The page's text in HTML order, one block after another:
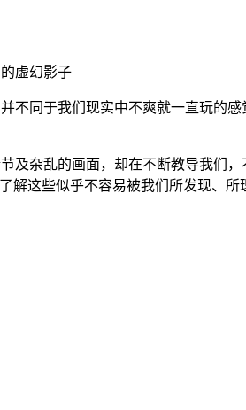
虚幻影子
不同于我们现实中不爽就一直玩的
及杂乱的画面，却在不断教导我们
这些似乎不容易被我们所发现、